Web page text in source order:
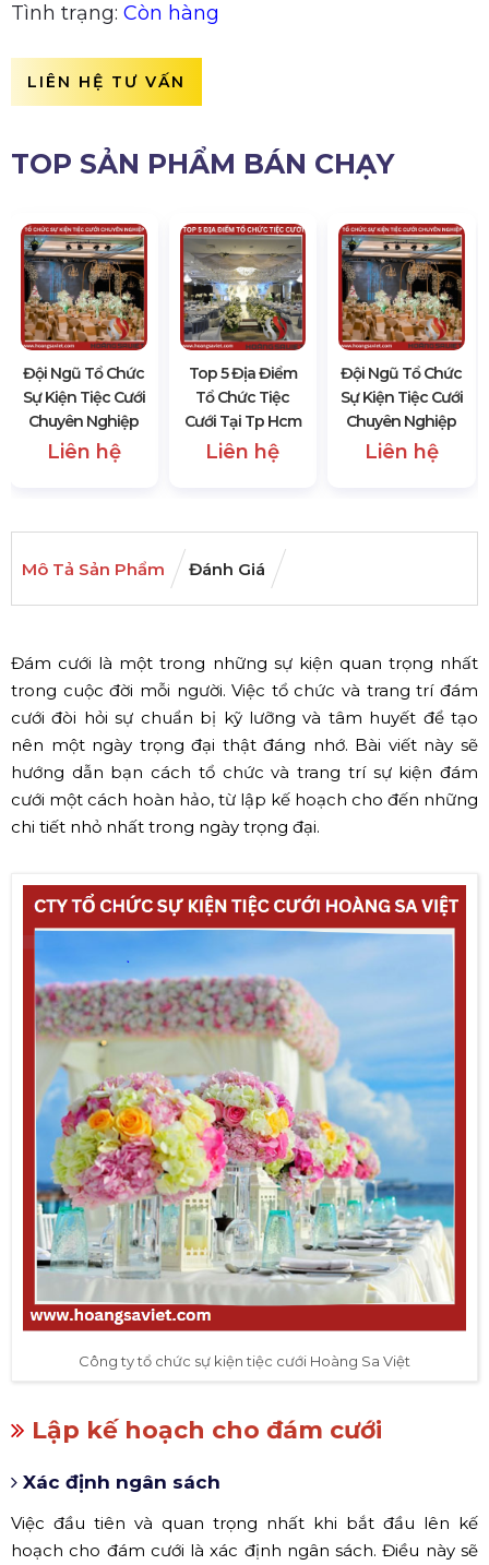
Tình trạng: Còn hàng
LIÊN HỆ TƯ VẤN
TOP SẢN PHẨM BÁN CHẠY
Đội Ngũ Tổ Chức
Sự Kiện Tiệc Cưới
Chuyên Nghiệp
Liên hệ
Top 5 Địa Điểm
Tổ Chức Tiệc
Cưới Tại Tp Hcm
Liên hệ
Đội Ngũ Tổ Chức
Sự Kiện Tiệc Cưới
Chuyên Nghiệp
Liên hệ
Mô Tả Sản Phẩm Đánh Giá
Đám cưới là một trong những sự kiện quan trọng nhất
trong cuộc đời mỗi người. Việc tổ chức và trang trí đám
cưới đòi hỏi sự chuẩn bị kỹ lưỡng và tâm huyết để tạo
nên một ngày trọng đại thật đáng nhớ. Bài viết này sẽ
hướng dẫn bạn cách tổ chức và trang trí sự kiện đám
cưới một cách hoàn hảo, từ lập kế hoạch cho đến những
chi tiết nhỏ nhất trong ngày trọng đại.
Công ty tổ chức sự kiện tiệc cưới Hoàng Sa Việt
Lập kế hoạch cho đám cưới
Xác định ngân sách
Việc đầu tiên và quan trọng nhất khi bắt đầu lên kế
hoạch cho đám cưới là xác định ngân sách. Điều này sẽ